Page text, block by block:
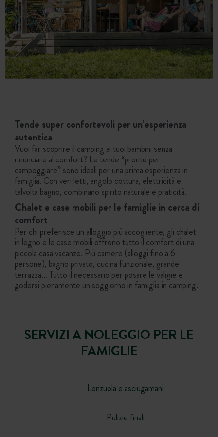
Tende super confortevoli per un’esperienza
autentica
Vuoi far scoprire il camping ai tuoi bambini senza
rinunciare al comfort? Le tende “pronte per
campeggiare” sono ideali per una prima esperienza in
famiglia. Con veri letti, angolo cottura, elettricità e
talvolta bagno, combinano spirito naturale e praticità.
Chalet e case mobili per le famiglie in cerca di
comfort
Per chi preferisce un alloggio più accogliente, gli chalet
in legno e le case mobili offrono tutto il comfort di una
piccola casa vacanze. Più camere (alloggi fino a 6
persone), bagno privato, cucina funzionale, grande
terrazza… Tutto il necessario per posare le valigie e
godersi pienamente un soggiorno in famiglia in camping.
SERVIZI A NOLEGGIO PER LE
FAMIGLIE
Lenzuola e asciugamani
Pulizie finali